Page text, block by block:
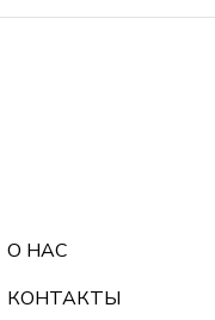
О НАС
КОНТАКТЫ